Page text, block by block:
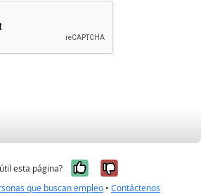
esta página? Sí, fue útil
No, no fue
que buscan empleo • Contáctenos